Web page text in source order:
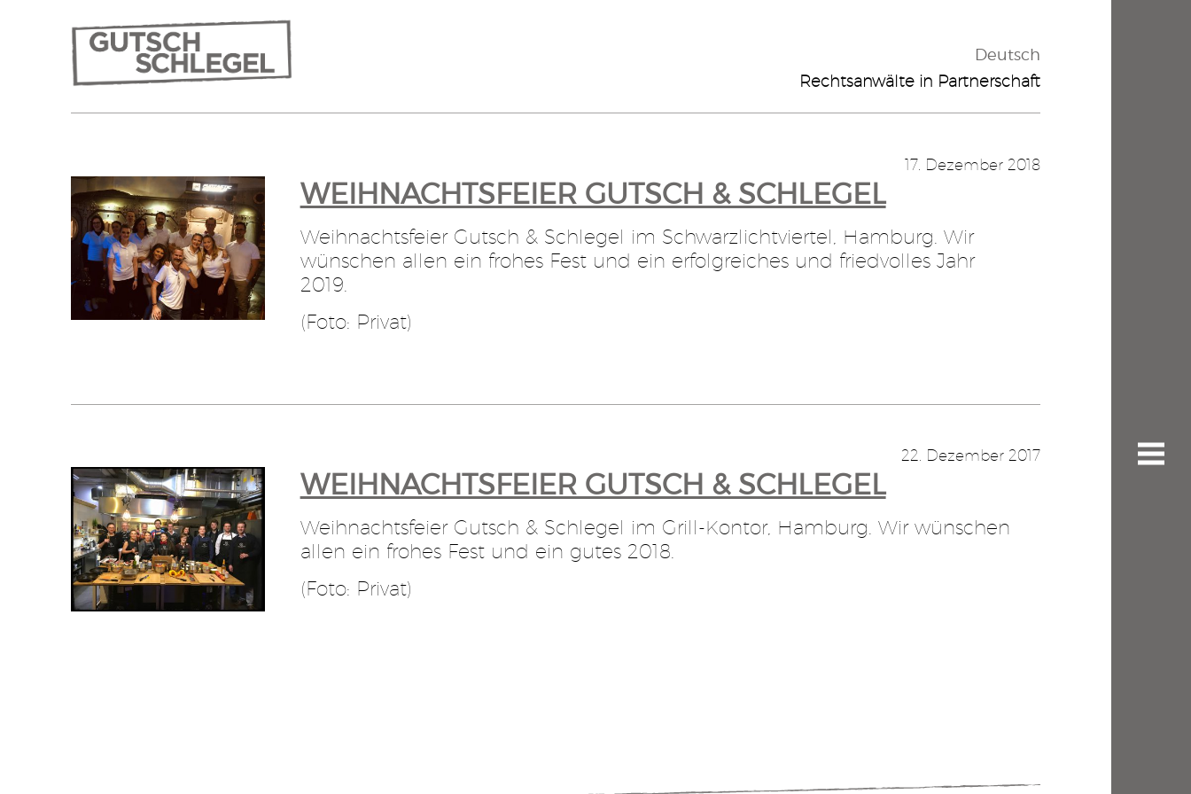
Deutsch
Rechtsanwälte in Partnerschaft
17. Dezember 2018
WEIHNACHTSFEIER GUTSCH & SCHLEGEL
Weihnachtsfeier Gutsch & Schlegel im Schwarzlichtviertel, Hamburg. Wir
wünschen allen ein frohes Fest und ein erfolgreiches und friedvolles Jahr
2019.
(Foto: Privat)
22. Dezember 2017
WEIHNACHTSFEIER GUTSCH & SCHLEGEL
Weihnachtsfeier Gutsch & Schlegel im Grill-Kontor, Hamburg. Wir wünschen
allen ein frohes Fest und ein gutes 2018.
(Foto: Privat)